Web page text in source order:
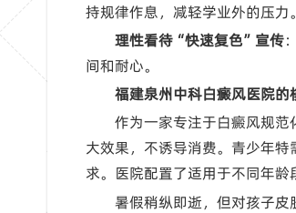
持规律作息，减轻学业外的压力。
理性看待“快速复色”宣传
间和耐心。
福建泉州中科白癜风医院的
作为一家专注于白癜风规
大效果，不诱导消费。青少年
求。医院配置了适用于不同年龄
暑假稍纵即逝，但对孩子